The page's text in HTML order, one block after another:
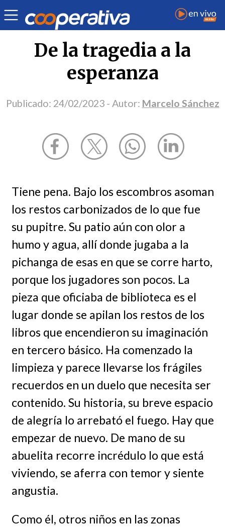
Opinión | Marcelo Sánchez
De la tragedia a la
esperanza
Publicado: 24/02/2023 - Autor: Marcelo Sánchez
Tiene pena. Bajo los escombros asoman
los restos carbonizados de lo que fue
su pupitre. Su patio aún con olor a
humo y agua, allí donde jugaba a la
pichanga de esas en que se corre harto,
porque los jugadores son pocos. La
pieza que oficiaba de biblioteca es el
lugar donde se apilan los restos de los
libros que encendieron su imaginación
en tercero básico. Ha comenzado la
limpieza y parece llevarse los frágiles
recuerdos en un duelo que necesita ser
contenido. Su historia, su breve espacio
de alegría lo arrebató el fuego. Hay que
empezar de nuevo. De mano de su
abuelita recorre incrédulo lo que está
viviendo, se aferra con temor y siente
angustia.
Como él, otros niños en las zonas